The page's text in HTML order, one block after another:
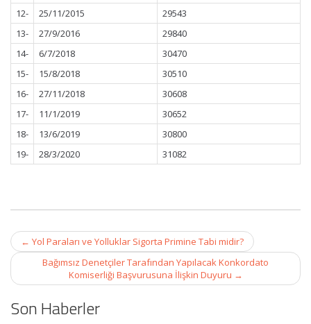
12-
25/11/2015
29543
13-
27/9/2016
29840
14-
6/7/2018
30470
15-
15/8/2018
30510
16-
27/11/2018
30608
17-
11/1/2019
30652
18-
13/6/2019
30800
19-
28/3/2020 31082
Post
navigation
← Yol Paraları ve Yolluklar Sigorta Primine Tabi midir?
Bağımsız Denetçiler Tarafından Yapılacak Konkordato
Komiserliği Başvurusuna İlişkin Duyuru →
Son Haberler